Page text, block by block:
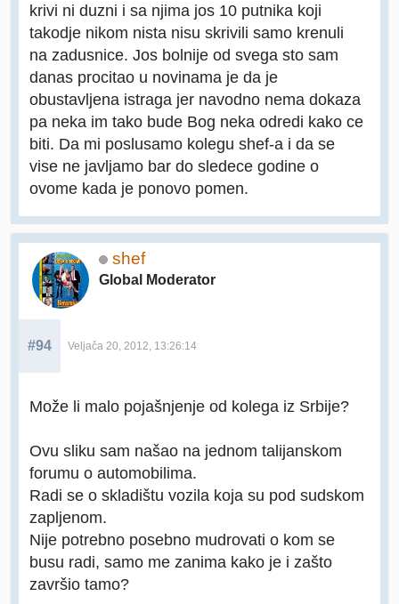
krivi ni duzni i sa njima jos 10 putnika koji
takodje nikom nista nisu skrivili samo krenuli
na zadusnice. Jos bolnije od svega sto sam
danas procitao u novinama je da je
obustavljena istraga jer navodno nema dokaza
pa neka im tako bude Bog neka odredi kako ce
biti. Da mi poslusamo kolegu shef-a i da se
vise ne javljamo bar do sledece godine o
ovome kada je ponovo pomen.
shef
Global Moderator
#94 Veljača 20, 2012, 13:26:14
Može li malo pojašnjenje od kolega iz Srbije?
Ovu sliku sam našao na jednom talijanskom
forumu o automobilima.
Radi se o skladištu vozila koja su pod sudskom
zapljenom.
Nije potrebno posebno mudrovati o kom se
busu radi, samo me zanima kako je i zašto
završio tamo?